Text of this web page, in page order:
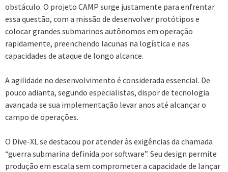
obstáculo. O projeto CAMP surge justamente para enfrentar
essa questão, com a missão de desenvolver protótipos e
colocar grandes submarinos autônomos em operação
rapidamente, preenchendo lacunas na logística e nas
capacidades de ataque de longo alcance.
A agilidade no desenvolvimento é considerada essencial. De
pouco adianta, segundo especialistas, dispor de tecnologia
avançada se sua implementação levar anos até alcançar o
campo de operações.
O Dive-XL se destacou por atender às exigências da chamada
“guerra submarina definida por software”. Seu design permite
produção em escala sem comprometer a capacidade de lançar